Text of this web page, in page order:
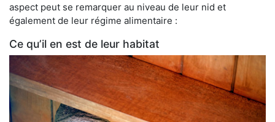
aspect peut se remarquer au niveau de leur nid et
également de leur régime alimentaire :
Ce qu’il en est de leur habitat